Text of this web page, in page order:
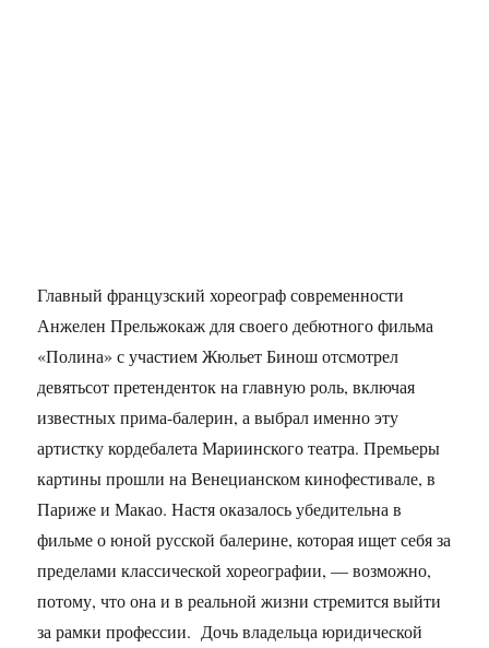
Главный французский хореограф современности
Анжелен Прельжокаж для своего дебютного фильма
«Полина» с участием Жюльет Бинош отсмотрел
девятьсот претенденток на главную роль, включая
известных прима-балерин, а выбрал именно эту
артистку кордебалета Мариинского театра. Премьеры
картины прошли на Венецианском кинофестивале, в
Париже и Макао. Настя оказалось убедительна в
фильме о юной русской балерине, которая ищет себя за
пределами классической хореографии, — возможно,
потому, что она и в реальной жизни стремится выйти
за рамки профессии. Дочь владельца юридической